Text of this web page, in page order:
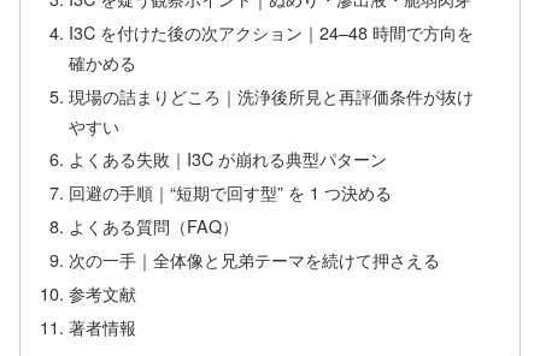
I3C を付けた後の次アクション｜24–48 時間で方向を
確かめる
現場の詰まりどころ｜洗浄後所見と再評価条件が抜け
やすい
よくある失敗｜I3C が崩れる典型パターン
回避の手順｜“短期で回す型” を 1 つ決める
よくある質問（FAQ）
次の一手｜全体像と兄弟テーマを続けて押さえる
参考文献
著者情報